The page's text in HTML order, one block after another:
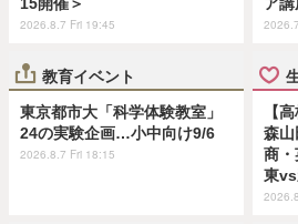
2026.8.7 Fri 19:45
教育イベント
東京都市大「科学体験教室」
24の実験企画…小中向け9/6
2026.8.7 Fri 18:15
【
森
商
東